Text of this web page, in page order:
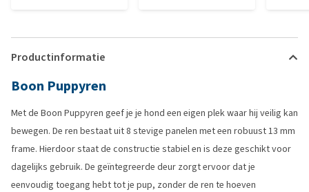
Productinformatie
Boon Puppyren
Met de Boon Puppyren geef je je hond een eigen plek waar hij veilig kan
bewegen. De ren bestaat uit 8 stevige panelen met een robuust 13 mm
frame. Hierdoor staat de constructie stabiel en is deze geschikt voor
dagelijks gebruik. De geïntegreerde deur zorgt ervoor dat je
eenvoudig toegang hebt tot je pup, zonder de ren te hoeven